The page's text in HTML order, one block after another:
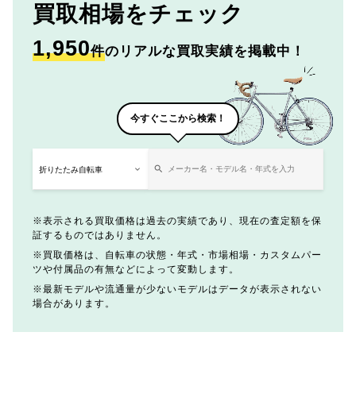
買取相場をチェック
1,950件のリアルな買取実績を掲載中！
今すぐここから検索！
表示される買取価格は過去の実績であり、現在の査定額を保
証するものではありません。
買取価格は、自転車の状態・年式・市場相場・カスタムパー
ツや付属品の有無などによって変動します。
最新モデルや流通量が少ないモデルはデータが表示されない
場合があります。